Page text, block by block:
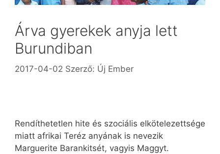
Árva gyerekek anyja lett
Burundiban
2017-04-02 Szerző: Új Ember
Rendíthetetlen hite és szociális elkötelezettsége
miatt afrikai Teréz anyának is nevezik
Marguerite Barankitsét, vagyis Maggyt.